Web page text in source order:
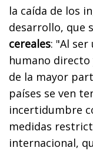
la caída de los
desarrollo, que
cereales: "Al
humano
de la mayor
países se ven
incertidumbre
medidas
internacional,